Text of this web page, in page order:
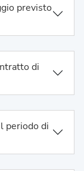
previsto
di
periodo di